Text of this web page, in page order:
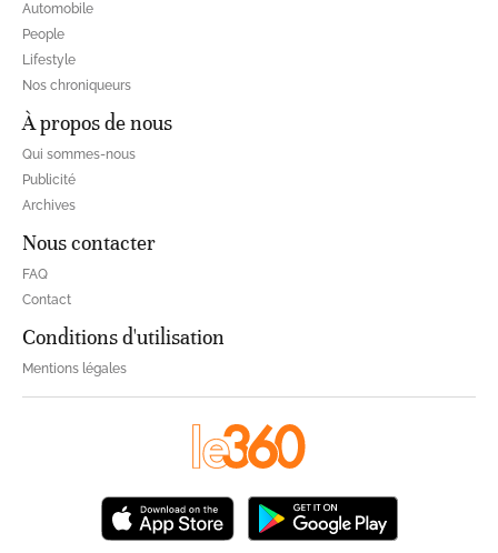
Automobile
People
Lifestyle
Nos chroniqueurs
À propos de nous
Qui sommes-nous
Publicité
Archives
Nous contacter
FAQ
Contact
Conditions d'utilisation
Mentions légales